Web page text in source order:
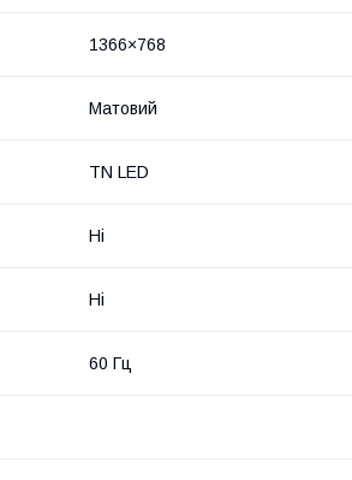
1366×768
Матовий
TN LED
Ні
Ні
60 Гц